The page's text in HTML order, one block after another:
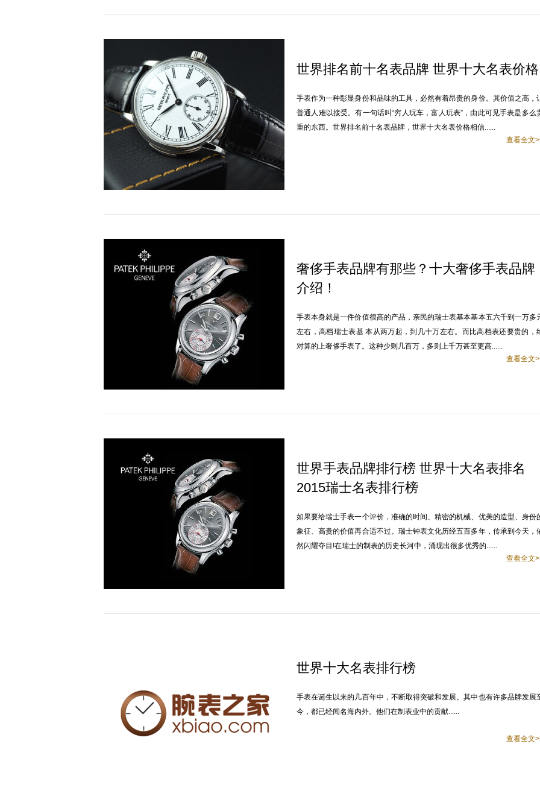
世界排名前十名表品牌 世界十大名表价格
手表作为一种彰显身份和品味的工具，必然有着昂贵的身价。其价值之高，
普通人难以接受。有一句话叫“穷人玩车，富人玩表”，由此可见手表是多么
重的东西。世界排名前十名表品牌，世界十大名表价格相信......
查看全文
奢侈手表品牌有那些？十大奢侈手表品牌
介绍！
手表本身就是一件价值很高的产品，亲民的瑞士表基本基本五六千到一万多
左右，高档瑞士表基 本从两万起，到几十万左右。而比高档表还要贵的，
对算的上奢侈手表了。这种少则几百万，多则上千万甚至更高......
查看全文
世界手表品牌排行榜 世界十大名表排名
2015瑞士名表排行榜
如果要给瑞士手表一个评价，准确的时间、精密的机械、优美的造型、身份
象征、高贵的价值再合适不过。瑞士钟表文化历经五百多年，传承到今天，
然闪耀夺目!在瑞士的制表的历史长河中，涌现出很多优秀的......
查看全文
世界十大名表排行榜
手表在诞生以来的几百年中，不断取得突破和发展。其中也有许多品牌发展
今，都已经闻名海内外。他们在制表业中的贡献......
查看全文